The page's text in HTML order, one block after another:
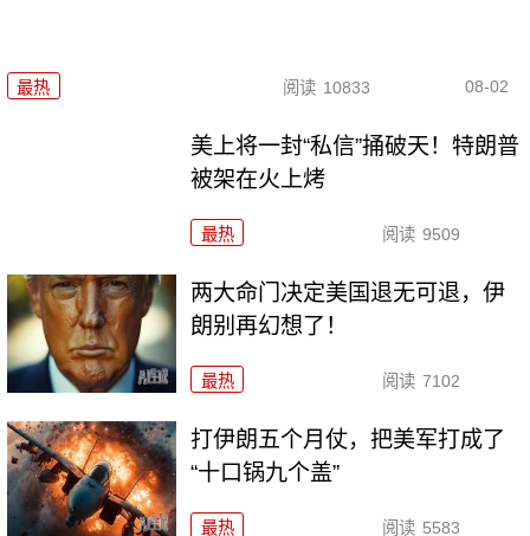
最热 阅读 10833 08-02
美上将一封“私信”捅破天！特朗普
被架在火上烤
最热 阅读 9509
两大命门决定美国退无可退，伊
朗别再幻想了！
最热 阅读 7102
打伊朗五个月仗，把美军打成了
“十口锅九个盖”
最热 阅读 5583